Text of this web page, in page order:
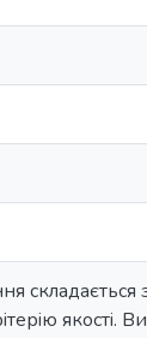
якостi.